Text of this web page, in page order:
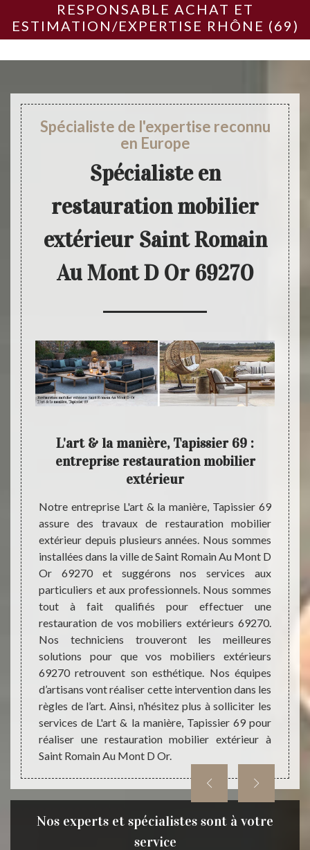
RESPONSABLE ACHAT ET
ESTIMATION/EXPERTISE RHÔNE (69)
Spécialiste de l'expertise reconnu
en Europe
Spécialiste en
restauration mobilier
extérieur Saint Romain
Au Mont D Or 69270
69
de
D Or
peut
; la
; la
69
de
L'art & la manière, Tapissier 69 :
entreprise restauration mobilier
extérieur
Notre entreprise L'art & la manière, Tapissier 69
assure des travaux de restauration mobilier
extérieur depuis plusieurs années. Nous sommes
installées dans la ville de Saint Romain Au Mont D
Or 69270 et suggérons nos services aux
particuliers et aux professionnels. Nous sommes
tout à fait qualifiés pour effectuer une
restauration de vos mobiliers extérieurs 69270.
Nos techniciens trouveront les meilleures
solutions pour que vos mobiliers extérieurs
69270 retrouvent son esthétique. Nos équipes
d’artisans vont réaliser cette intervention dans les
règles de l’art. Ainsi, n’hésitez plus à solliciter les
services de L'art & la manière, Tapissier 69 pour
réaliser une restauration mobilier extérieur à
Saint Romain Au Mont D Or.
& la
Au
que
Et
la
Nos experts et spécialistes sont à votre
service